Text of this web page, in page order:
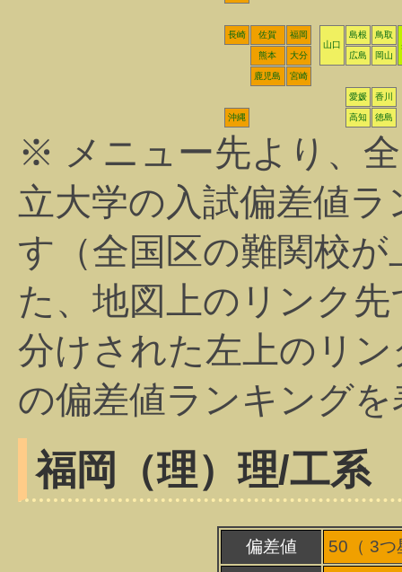
長崎 佐賀
福岡
山口
島根
鳥取
熊本
大分 広島 岡山
鹿児島 宮崎
愛媛 香川
沖縄 高知 徳島
※ メニュー先より、
立大学の入試偏差値
す（全国区の難関校
た、地図上のリンク
分けされた左上のリ
の偏差値ランキング
福岡（理）理/工系
偏差値 50（ 3つ